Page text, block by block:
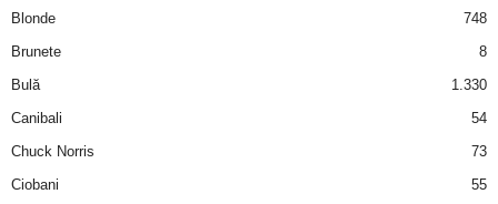
Blonde
748
Brunete
8
Bulă
1.330
Canibali
54
Chuck Norris
73
Ciobani
55